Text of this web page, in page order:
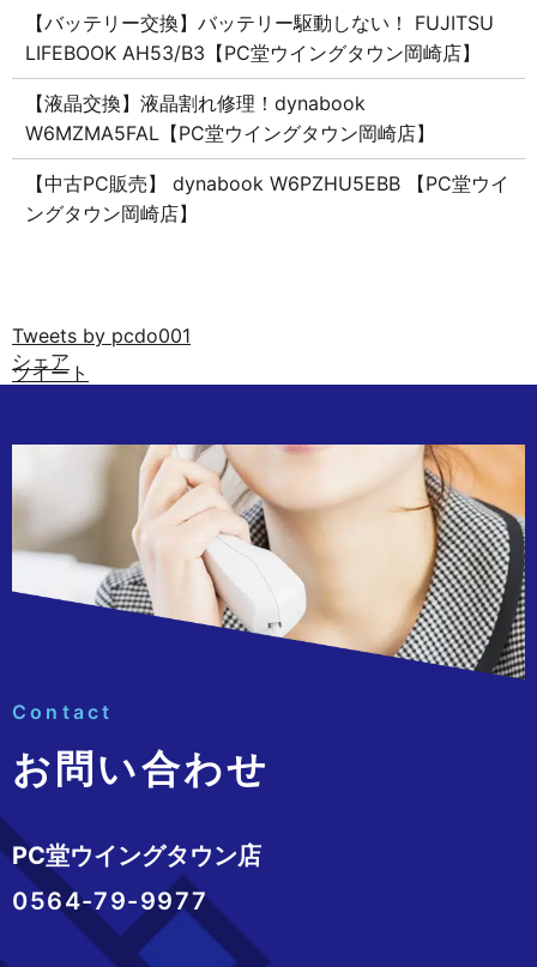
【バッテリー交換】バッテリー駆動しない！ FUJITSU
LIFEBOOK AH53/B3【PC堂ウイングタウン岡崎店】
【液晶交換】液晶割れ修理！dynabook
W6MZMA5FAL【PC堂ウイングタウン岡崎店】
【中古PC販売】 dynabook W6PZHU5EBB 【PC堂ウイ
ングタウン岡崎店】
Tweets by pcdo001
シェア
ツイート
Contact
お問い合わせ
PC堂ウイングタウン店
0564-79-9977